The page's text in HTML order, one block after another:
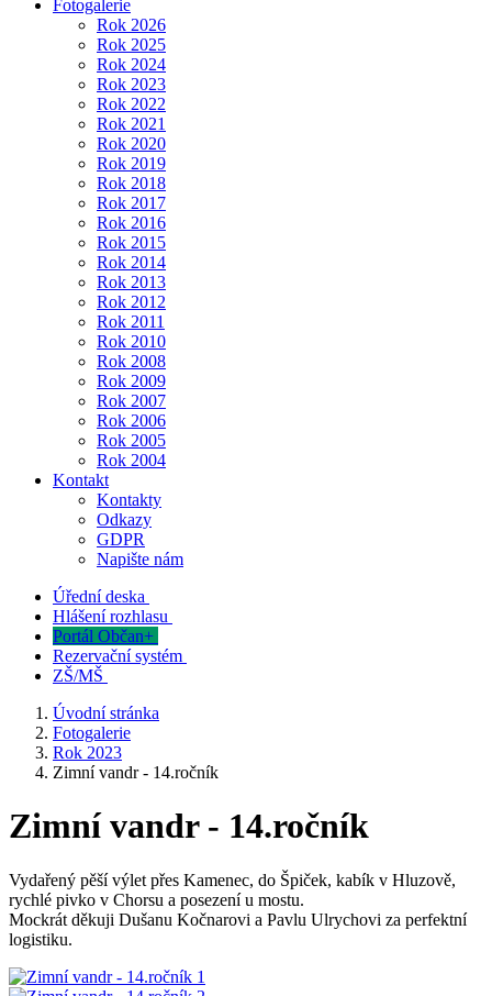
Fotogalerie
Rok 2026
Rok 2025
Rok 2024
Rok 2023
Rok 2022
Rok 2021
Rok 2020
Rok 2019
Rok 2018
Rok 2017
Rok 2016
Rok 2015
Rok 2014
Rok 2013
Rok 2012
Rok 2011
Rok 2010
Rok 2008
Rok 2009
Rok 2007
Rok 2006
Rok 2005
Rok 2004
Kontakt
Kontakty
Odkazy
GDPR
Napište nám
Úřední deska
Hlášení rozhlasu
Portál Občan+
Rezervační systém
ZŠ/MŠ
Úvodní stránka
Fotogalerie
Rok 2023
Zimní vandr - 14.ročník
Zimní vandr - 14.ročník
Vydařený pěší výlet přes Kamenec, do Špiček, kabík v Hluzově,
rychlé pivko v Chorsu a posezení u mostu.
Mockrát děkuji Dušanu Kočnarovi a Pavlu Ulrychovi za perfektní
logistiku.